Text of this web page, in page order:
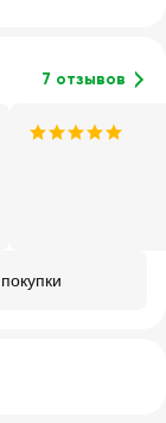
7 отзывов